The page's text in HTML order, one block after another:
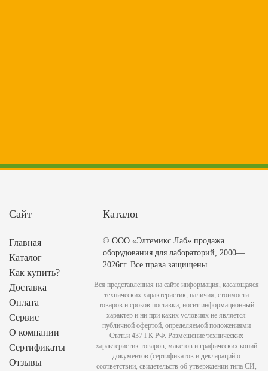
Сайт
Главная
Каталог
Как купить?
Доставка
Оплата
Сервис
О компании
Сертификаты
Отзывы
Каталог
© ООО «Элтемикс Лаб» продажа
оборудования для лабораторий, 2000—
2026гг. Все права защищены.
Вся представленная на сайте информация, касающаяся
технических характеристик, наличия, стоимости
товаров и сроков поставки, носит информационный
характер и ни при каких условиях не является
публичной офертой, определяемой положениями
Статьи 437 ГК РФ. Размещение технических
характеристик товаров, макетов и графических копий
документов (сертификатов и деклараций о
соответствии, свидетельств об утверждении типа СИ,